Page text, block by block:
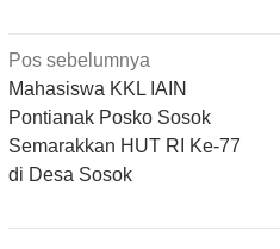
Navigasi
pos
Pos sebelumnya
Mahasiswa KKL IAIN
Pontianak Posko Sosok
Semarakkan HUT RI Ke-77
di Desa Sosok